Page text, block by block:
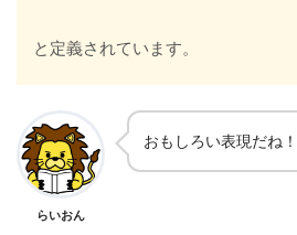
と定義されています。
らいおん
おもしろい表現だね